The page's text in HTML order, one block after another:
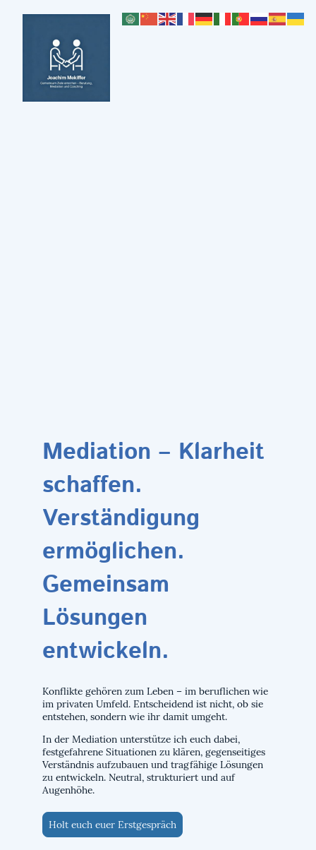
Mediation – Klarheit
schaffen.
Verständigung
ermöglichen.
Gemeinsam
Lösungen
entwickeln.
Konflikte gehören zum Leben – im beruflichen wie
im privaten Umfeld. Entscheidend ist nicht, ob sie
entstehen, sondern wie ihr damit umgeht.
In der Mediation unterstütze ich euch dabei,
festgefahrene Situationen zu klären, gegenseitiges
Verständnis aufzubauen und tragfähige Lösungen
zu entwickeln. Neutral, strukturiert und auf
Augenhöhe.
Holt euch euer Erstgespräch